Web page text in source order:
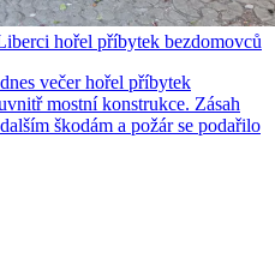
hořel příbytek bezdomovců
večer hořel příbytek
mostní konstrukce. Zásah
škodám a požár se podařilo